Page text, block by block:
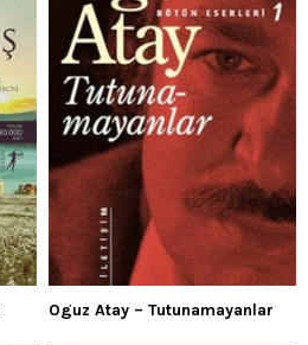
Oguz Atay – Tutunamayanlar